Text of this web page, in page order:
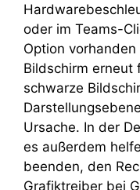
oder im Teams-
Option
Bildschirm erneut
schwarze
Ursache. In der
es außerdem
beenden, den
Grafiktreiber bei